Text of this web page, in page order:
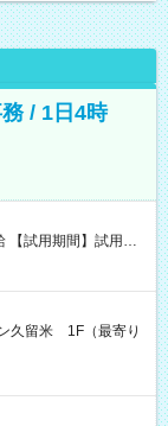
/ 1日4時
与は本採用時と同
久留米 1F（最寄り